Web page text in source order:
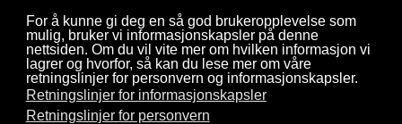
For å kunne gi deg en så god brukeropplevelse som
mulig, bruker vi informasjonskapsler på denne
nettsiden. Om du vil vite mer om hvilken informasjon vi
lagrer og hvorfor, så kan du lese mer om våre
retningslinjer for personvern og informasjonskapsler.
Retningslinjer for informasjonskapsler
Retningslinjer for personvern
Skip to main content